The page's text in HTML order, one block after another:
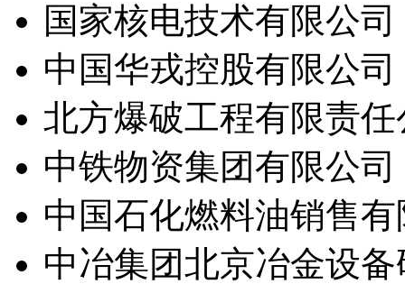
国家核电技术有限公司
中国华戎控股有限公司
北方爆破工程有限责任
中铁物资集团有限公司
中国石化燃料油销售
中冶集团北京冶金设